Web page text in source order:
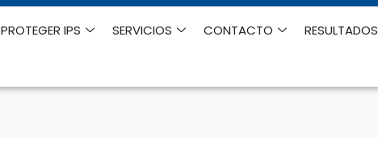
PROTEGER IPS SERVICIOS CONTACTO RESULTADOS